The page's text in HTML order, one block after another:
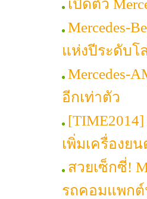
เปิดตัว
Mercedes-
แห่งปีระดับโ
Mercedes-
อีกเท่าตัว
เพิ่มเครื่องย
สวยเซ็กซี่!
รถคอมแพกต์